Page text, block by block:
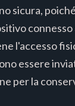
sicura,
l'accesso
essere
per la